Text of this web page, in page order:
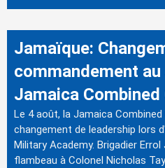
Jamaïque:
commandement au
Jamaica
Le 4 août, la Jamaica
changement de leadership lors
Military Academy. Brigadier
flambeau à Colonel Nicholas